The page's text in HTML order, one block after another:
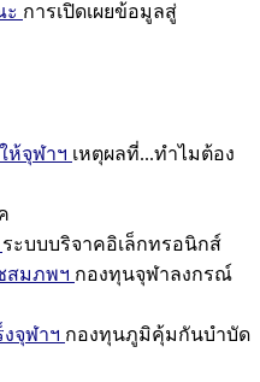
ะ การเปิดเผยข้อมูลสู่
ห้จุฬาฯ เหตุผลที่...ทำไมต้อง
ระบบบริจาคอิเล็กทรอนิกส์
สมภพฯ กองทุนจุฬาลงกรณ์
จุฬาฯ กองทุนภูมิคุ้มกันบำบัด